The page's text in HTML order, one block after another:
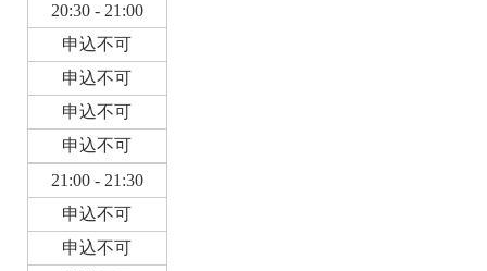
20:30 - 21:00
申込不可
申込不可
申込不可
申込不可
21:00 - 21:30
申込不可
申込不可